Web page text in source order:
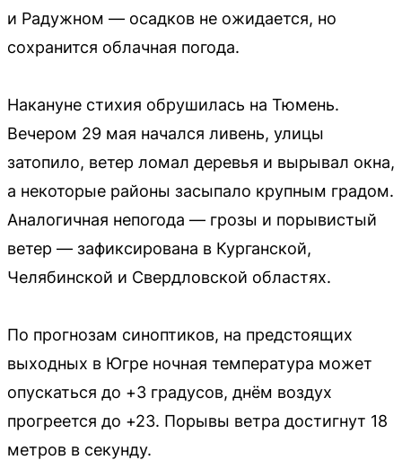
и Радужном — осадков не ожидается, но
сохранится облачная погода.
Накануне стихия обрушилась на Тюмень.
Вечером 29 мая начался ливень, улицы
затопило, ветер ломал деревья и вырывал окна,
а некоторые районы засыпало крупным градом.
Аналогичная непогода — грозы и порывистый
ветер — зафиксирована в Курганской,
Челябинской и Свердловской областях.
По прогнозам синоптиков, на предстоящих
выходных в Югре ночная температура может
опускаться до +3 градусов, днём воздух
прогреется до +23. Порывы ветра достигнут 18
метров в секунду.